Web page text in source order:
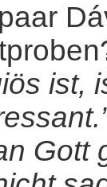
ist,
Gott